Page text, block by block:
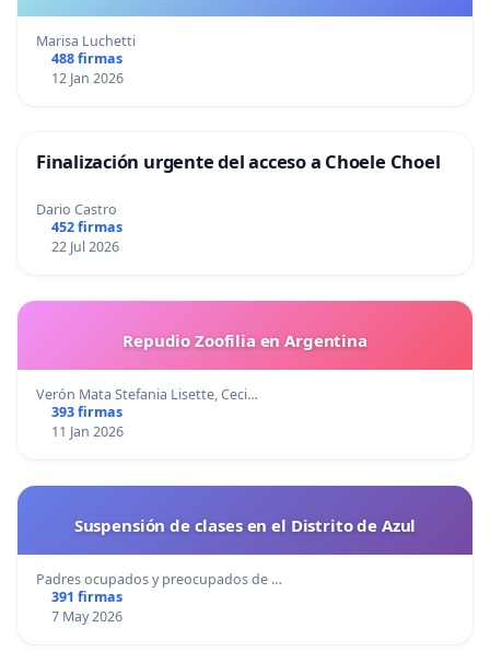
Marisa Luchetti
488 firmas
12 Jan 2026
Finalización urgente del acceso a Choele Choel
Dario Castro
452 firmas
22 Jul 2026
Repudio Zoofilia en Argentina
Verón Mata Stefania Lisette, Ceci…
393 firmas
11 Jan 2026
Suspensión de clases en el Distrito de Azul
Padres ocupados y preocupados de …
391 firmas
7 May 2026